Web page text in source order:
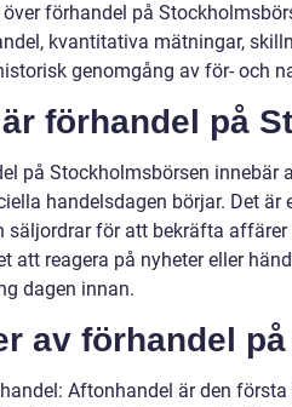
förhandel på
kvantitativa mätningar,
genomgång av för- och
förhandel på
på Stockholmsbörsen innebär
handelsdagen börjar. Det är
säljordrar för att bekräfta
att reagera på nyheter eller
dagen innan.
av förhandel
Aftonhandel är den